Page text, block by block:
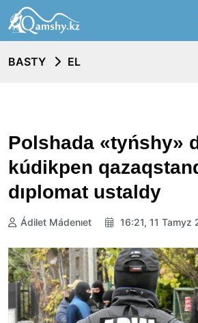
BASTY EL
Polshada «tyńshy»
kúdikpen
dıplomat ustaldy
Ádilet Mádenıet 16:21, 11 Tamyz